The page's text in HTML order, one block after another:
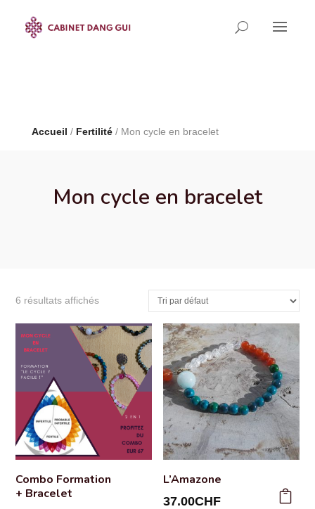
Accueil / Fertilité/ Mon cycle en bracelet
Mon cycle en bracelet
6 résultats affichés
Combo Formation
+ Bracelet
L’Amazone
37.00CHF